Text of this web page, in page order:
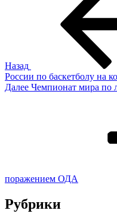
Назад
России по баскетболу на
Следующая
Далее Чемпионат мира по
поражением ОДА
Рубрики